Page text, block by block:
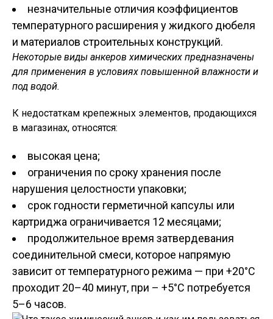
незначительные отличия коэффициентов
температурного расширения у жидкого дюбеля
и материалов строительных конструкций.
Некоторые виды анкеров химических предназначены
для применения в условиях повышенной влажности и
под водой.
К недостаткам крепежных элементов, продающихся
в магазинах, относятся:
высокая цена;
ограничения по сроку хранения после
нарушения целостности упаковки;
срок годности герметичной капсулы или
картриджа ограничивается 12 месяцами;
продолжительное время затвердевания
соединительной смеси, которое напрямую
зависит от температурного режима — при +20°С
проходит 20–40 минут, при – +5°С потребуется
5–6 часов.